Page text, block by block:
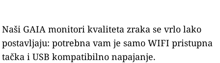
Naši GAIA monitori kvaliteta zraka se vrlo lako
postavljaju: potrebna vam je samo WIFI pristupna
tačka i USB kompatibilno napajanje.